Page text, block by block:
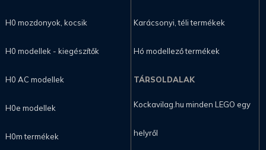
H0 mozdonyok, kocsik
H0 modellek - kiegészítők
H0 AC modellek
H0e modellek
H0m termékek
Karácsonyi, téli termékek
Hó modellező termékek
TÁRSOLDALAK
Kockavilag.hu minden LEGO egy
helyről